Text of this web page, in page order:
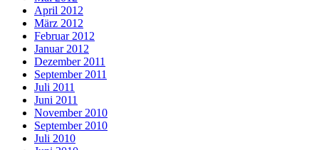
April 2012
März 2012
Februar 2012
Januar 2012
Dezember 2011
September 2011
Juli 2011
Juni 2011
November 2010
September 2010
Juli 2010